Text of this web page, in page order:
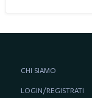
CHI SIAMO
LOGIN/REGISTRATI